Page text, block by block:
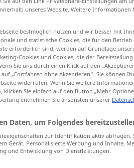
(≈ voraussagen)
unseres Website. Weitere Informationen
bestmöglich nutzen und wir besser mit
und statistische Cookies, die für den Betrieb
erforderlich sind, werden auf Grundlage
Cookies und Cookies, die der
Sie uns durch einen Klick auf den
„Fortfahren ohne Akzeptieren“. Sie können
widerrufen. Wenn Sie weitere
Sie einfach auf den Button „Mehr
entnehmen Sie ansonsten unserer
Daten, um Folgendes
zur Identifikation aktiv abfragen.
Gerät. Personalisierte Werbung und Inhalte,
und Entwicklung von Dienstleistungen.